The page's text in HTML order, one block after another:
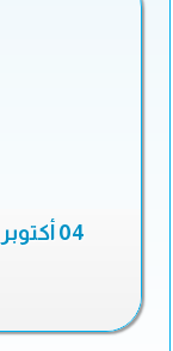
04 أكتوبر 2016 مجزرة بير باشا، مدينة تعز